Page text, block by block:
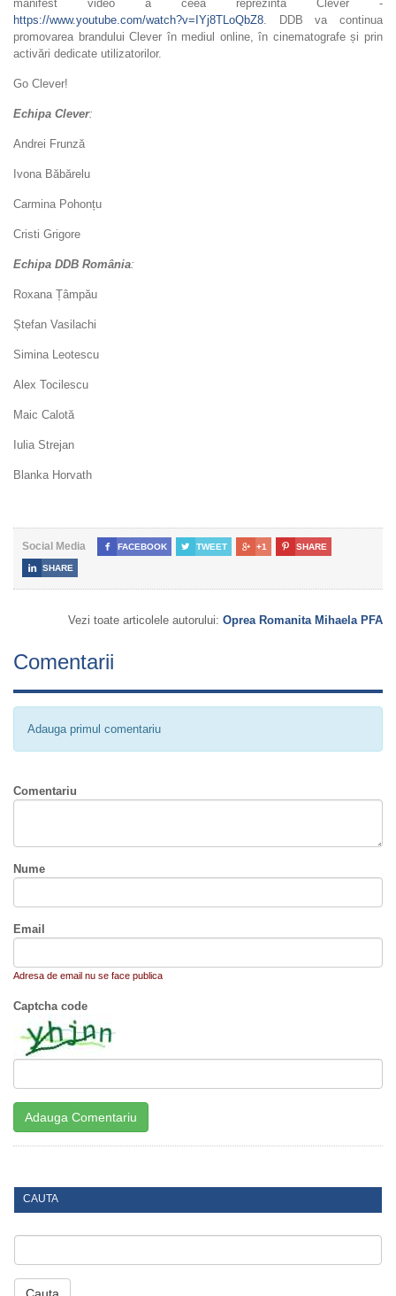
manifest video a ceea reprezintă Clever -
https://www.youtube.com/watch?v=IYj8TLoQbZ8. DDB va continua
promovarea brandului Clever în mediul online, în cinematografe și prin
activări dedicate utilizatorilor.
Go Clever!
Echipa Clever:
Andrei Frunză
Ivona Băbărelu
Carmina Pohonțu
Cristi Grigore
Echipa DDB România:
Roxana Țâmpău
Ștefan Vasilachi
Simina Leotescu
Alex Tocilescu
Maic Calotă
Iulia Strejan
Blanka Horvath
Social Media  FACEBOOK  TWEET  +1  SHARE
 SHARE
Vezi toate articolele autorului: Oprea Romanita Mihaela PFA
Comentarii
Adauga primul comentariu
Comentariu
Nume
Email
Adresa de email nu se face publica
Captcha code
CAUTA